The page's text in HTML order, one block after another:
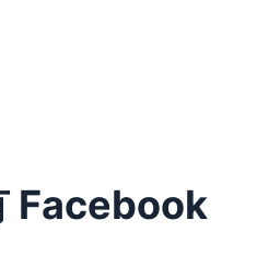
Facebook